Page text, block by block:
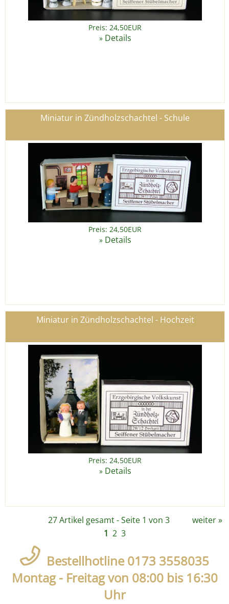
Preis: 24,50EUR
» Details
Miniatur in Zündholzschachtel - Schule
Preis: 24,50EUR
» Details
Miniatur in Zündholzschachtel - Hochzeit
Preis: 24,50EUR
» Details
27 Artikel gesamt - Seite 1 von 3 weiter»
1 2 3
Bestellhotline 0173 3558035
Montag - Freitag von 08:00 bis 16:30
Uhr